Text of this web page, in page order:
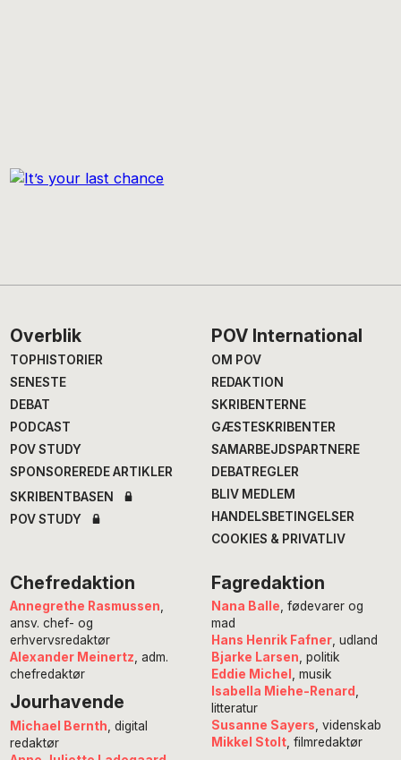
Footer
Overblik
TOPHISTORIER
SENESTE
DEBAT
PODCAST
POV STUDY
SPONSOREREDE ARTIKLER
SKRIBENTBASEN
POV STUDY
POV International
OM POV
REDAKTION
SKRIBENTERNE
GÆSTESKRIBENTER
SAMARBEJDSPARTNERE
DEBATREGLER
BLIV MEDLEM
HANDELSBETINGELSER
COOKIES & PRIVATLIV
Chefredaktion
Annegrethe Rasmussen,
ansv. chef- og
erhvervsredaktør
Alexander Meinertz, adm.
chefredaktør
Jourhavende
Michael Bernth , digital
redaktør
Fagredaktion
Nana Balle, fødevarer og
mad
Hans Henrik Fafner, udland
Bjarke Larsen, politik
Eddie Michel , musik
Isabella Miehe-Renard ,
litteratur
Susanne Sayers, videnskab
Mikkel Stolt, filmredaktør